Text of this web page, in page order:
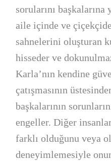
sorularını
aile içinde ve
sahnelerini oluşturan
hisseder ve
Karla’nın kendine
çatışmasının
başkalarının
engeller. Diğer
farklı olduğunu veya
deneyimlemesiyle